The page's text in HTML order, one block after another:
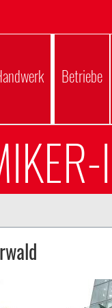
Betriebe